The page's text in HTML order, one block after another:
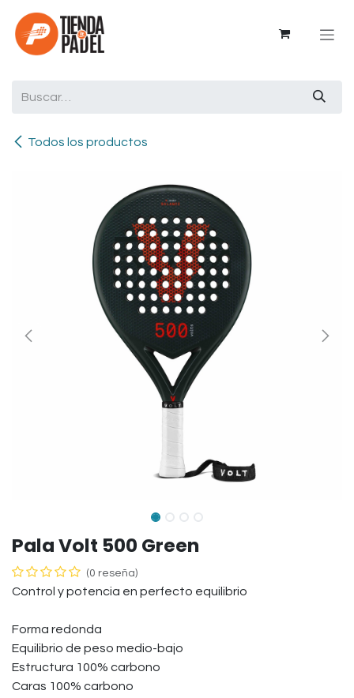
Ir al contenido
Todos los productos
Pala Volt 500 Green
(0 reseña)
Control y potencia en perfecto equilibrio
Forma redonda
Equilibrio de peso medio-bajo
Estructura 100% carbono
Caras 100% carbono